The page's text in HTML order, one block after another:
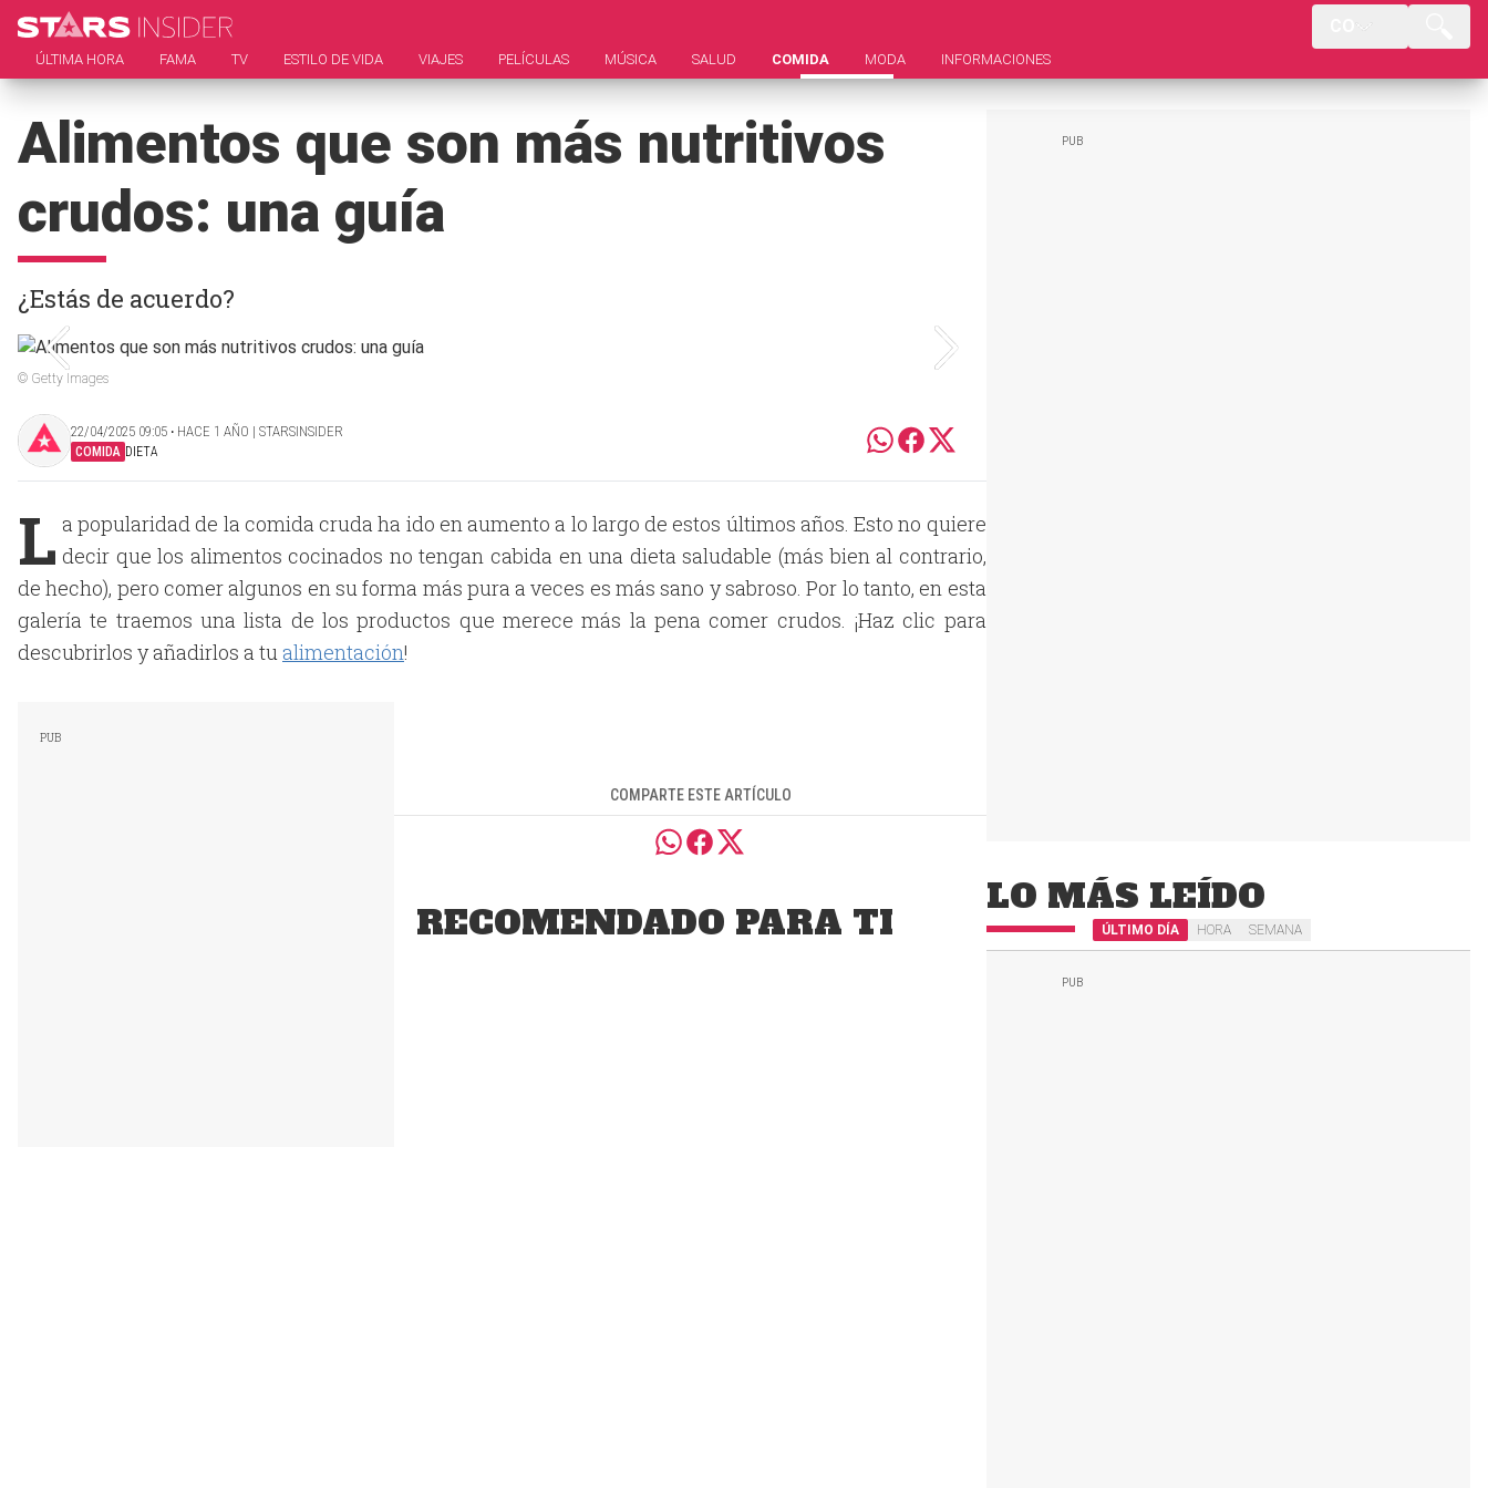
ÚLTIMA HORA FAMA TV ESTILO DE VIDA VIAJES PELÍCULAS MÚSICA SALUD COMIDA MODA INFORMACIONES
Alimentos que son más nutritivos
crudos: una guía
¿Estás de acuerdo?
© Getty Images
22/04/2025 09:05 ‧ HACE 1 AÑO | STARSINSIDER
COMIDA DIETA
L a popularidad de la comida cruda ha ido en aumento a lo largo de estos últimos años. Esto no quiere
decir que los alimentos cocinados no tengan cabida en una dieta saludable (más bien al contrario,
de hecho), pero comer algunos en su forma más pura a veces es más sano y sabroso. Por lo tanto, en esta
galería te traemos una lista de los productos que merece más la pena comer crudos. ¡Haz clic para
descubrirlos y añadirlos a tualimentación!
COMPARTE ESTE ARTÍCULO
RECOMENDADO PARA TI
LO MÁS LEÍDO
ÚLTIMO DÍA HORA SEMANA